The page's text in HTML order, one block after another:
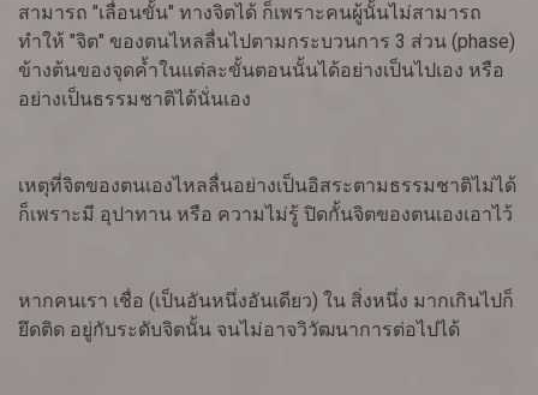
สามารถ "เลื่อนขั้น" ทางจิตได้ ก็เพราะคนผู้นั้นไม่สามารถ
ทำให้ "จิต" ของตนไหลลื่นไปตามกระบวนการ 3 ส่วน (phase)
ข้างต้นของจุดค้ำในแต่ละขั้นตอนนั้นได้อย่างเป็นไปเอง หรือ
อย่างเป็นธรรมชาติได้นั่นเอง
เหตุที่จิตของตนเองไหลลื่นอย่างเป็นอิสระตามธรรมชาติไม่ได้
ก็เพราะมี อุปาทาน หรือ ความไม่รู้ ปิดกั้นจิตของตนเองเอาไว้
หากคนเรา เชื่อ (เป็นอันหนึ่งอันเดียว) ใน สิ่งหนึ่ง มากเกินไปก็
ยึดติด อยู่กับระดับจิตนั้น จนไม่อาจวิวัฒนาการต่อไปได้